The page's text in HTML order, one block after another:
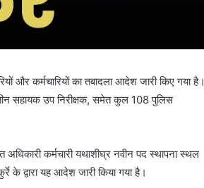
और कर्मचारियों का तबादला आदेश जारी किए गया है।
तीन सहायक उप निरीक्षक, समेत कुल 108 पुलिस
अधिकारी कर्मचारी यथाशीघ्र नवीन पद स्थापना स्थल
के द्वारा यह आदेश जारी किया गया है।